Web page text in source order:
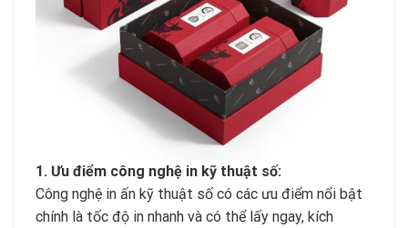
1. Ưu điểm công nghệ in kỹ thuật số:
Công nghệ in ấn kỹ thuật số có các ưu điểm nổi bật
chính là tốc độ in nhanh và có thể lấy ngay, kích